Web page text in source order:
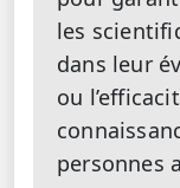
les
dans leur
ou
personnes